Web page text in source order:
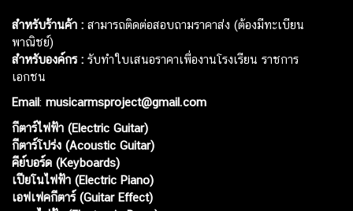
สำหรับร้านค้า : สามารถติดต่อสอบถามราคาส่ง (ต้องมีทะเบียน
พาณิชย์)
สำหรับองค์กร : รับทำใบเสนอราคาเพื่องานโรงเรียน ราชการ
เอกชน
Email: musicarmsproject@gmail.com
กีตาร์ไฟฟ้า (Electric Guitar)
กีตาร์โปร่ง (Acoustic Guitar)
คีย์บอร์ด (Keyboards)
เปียโนไฟฟ้า (Electric Piano)
เอฟเฟคกีตาร์ (Guitar Effect)